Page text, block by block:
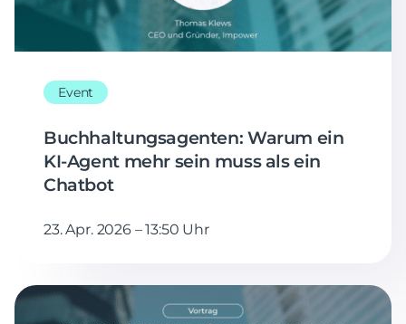
Event
Buchhaltungsagenten: Warum ein
KI-Agent mehr sein muss als ein
Chatbot
23. Apr. 2026 – 13:50 Uhr